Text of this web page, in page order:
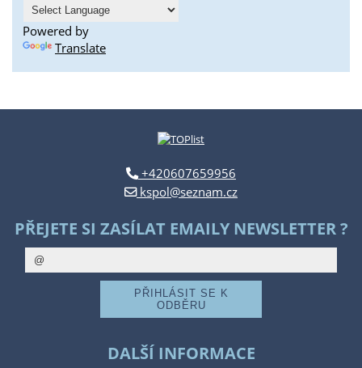
Powered by
Translate
+420607659956
kspol@seznam.cz
PŘEJETE SI ZASÍLAT EMAILY NEWSLETTER ?
DALŠÍ INFORMACE